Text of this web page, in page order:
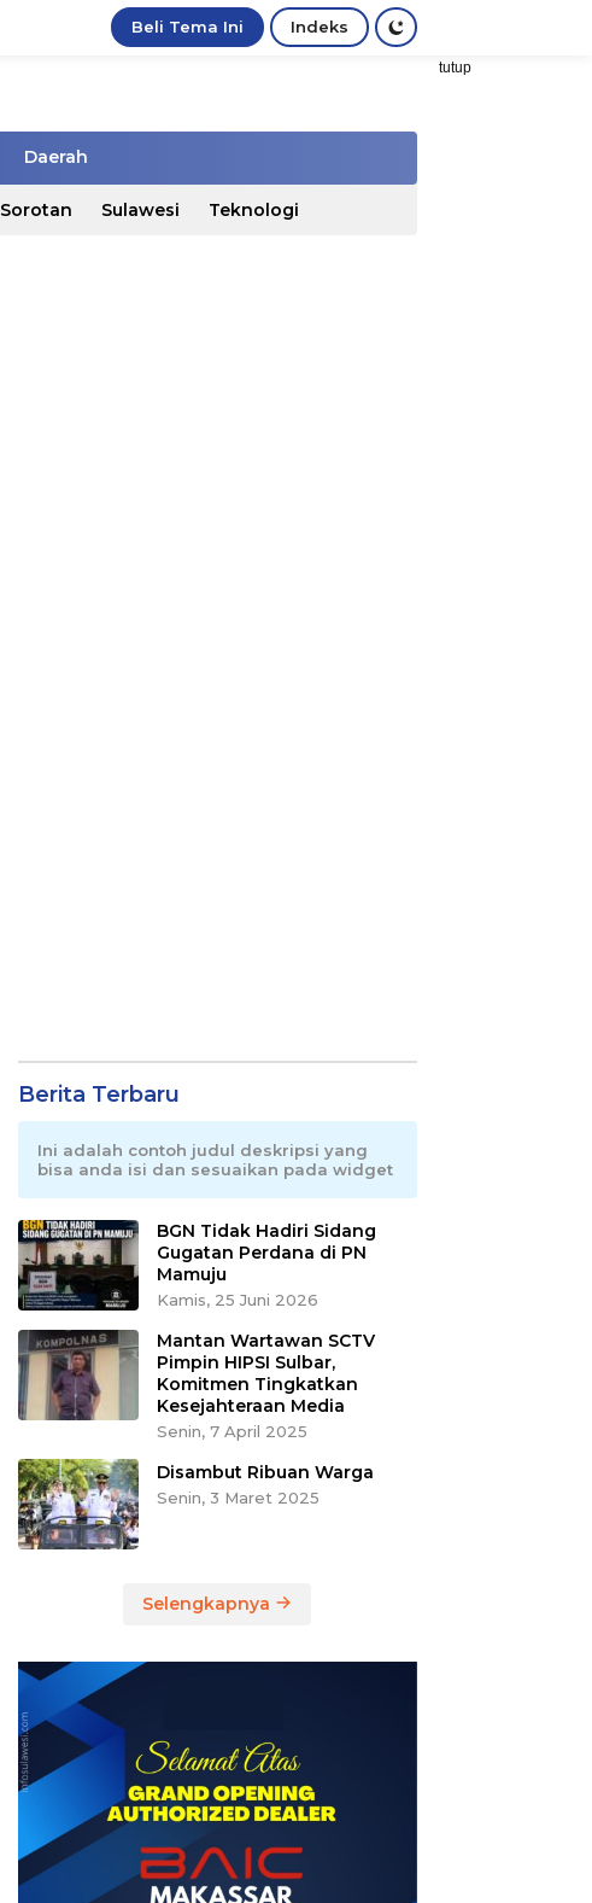
Beli Tema Ini Indeks
tutup
Daerah
Sorotan Sulawesi Teknologi
Berita Terbaru
Ini adalah contoh judul deskripsi yang
bisa anda isi dan sesuaikan pada widget
BGN Tidak Hadiri Sidang
Gugatan Perdana di PN
Mamuju
Kamis, 25 Juni 2026
Mantan Wartawan SCTV
Pimpin HIPSI Sulbar,
Komitmen Tingkatkan
Kesejahteraan Media
Senin, 7 April 2025
Disambut Ribuan Warga
Senin, 3 Maret 2025
Selengkapnya